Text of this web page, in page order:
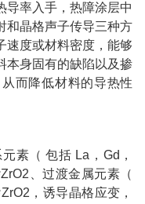
导率入手，热障涂层中
和晶格声子传导三种方
速度或材料密度，能够
本身固有的缺陷以及掺
而降低材料的导热性
元素（ 包括 La ， Gd ，
ZrO2 、过渡金属元素（
ZrO2 ，诱导晶格应变，